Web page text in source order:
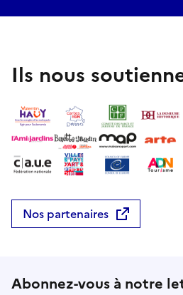
Ils nous
Nos partenaires
Abonnez-vous à notre